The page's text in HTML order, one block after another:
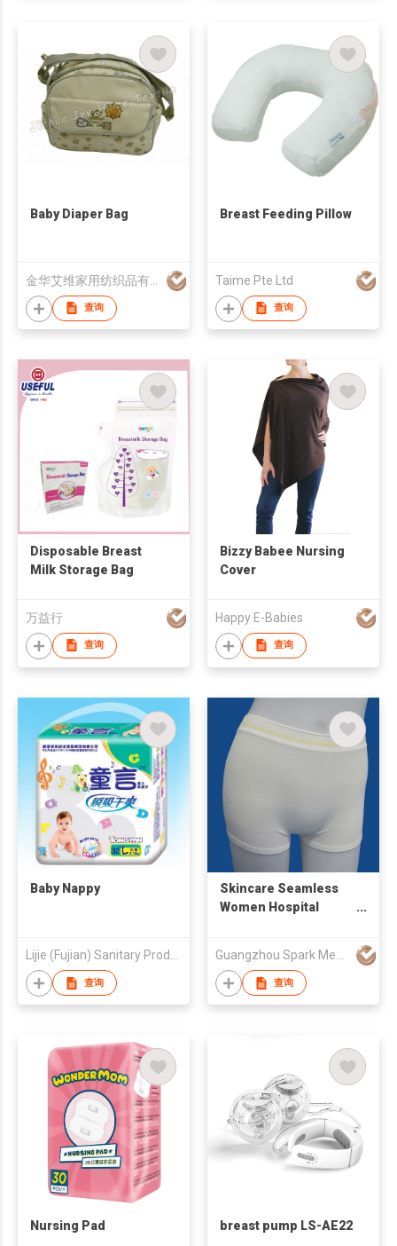
Baby Diaper Bag
查询
Breast Feeding Pillow
Taime Pte Ltd
查询
Disposable Breast
Milk Storage Bag
万益行
查询
Bizzy Babee Nursing
Cover
Happy E-Babies
查询
Baby Nappy
Lijie (Fujian) Sanitary Products Co Ltd
查询
Skincare Seamless
Women Hospital
Guangzhou Spark Medical products Co.,Ltd
查询
Nursing Pad breast pump LS-AE22